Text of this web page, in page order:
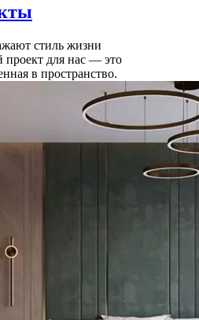
стиль жизни
для нас — это
в пространство.